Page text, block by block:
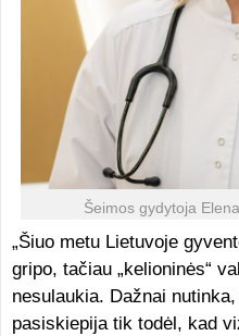
Šeimos gydytoja
„Šiuo metu Lietuvoje
gripo, tačiau „kelioninės“
nesulaukia. Dažnai
pasiskiepija tik todėl, kad